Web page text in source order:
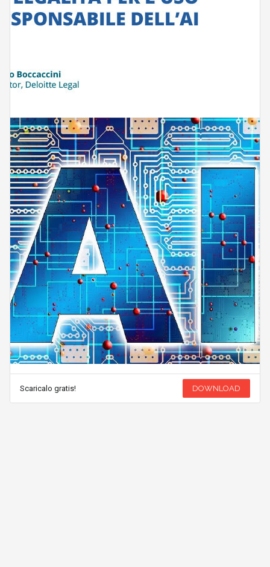
Scaricalo gratis! DOWNLOAD